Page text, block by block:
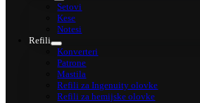
Setovi
Kese
Notesi
Refili
Konverteri
Patrone
Mastila
Refili za Ingenuity olovke
Refili za hemijske olovke